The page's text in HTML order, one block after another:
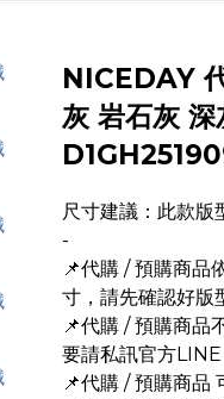
NICEDAY
灰 岩石灰
尺寸建議：此款版
-
📌代購 / 預購商品
寸，請先確認好版
📌代購 / 預購商品
要請私訊官方LINE
📌代購 / 預購商品